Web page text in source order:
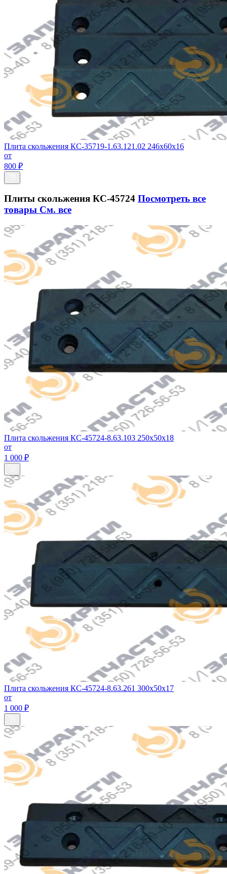
Плита скольжения КС-35719-1.63.121.02 246х60х16
от
800 ₽
Плиты скольжения КС-45724 Посмотреть все
товары См. все
Плита скольжения КС-45724-8.63.103 250х50х18
от
1 000 ₽
Плита скольжения КС-45724-8.63.261 300х50х17
от
1 000 ₽